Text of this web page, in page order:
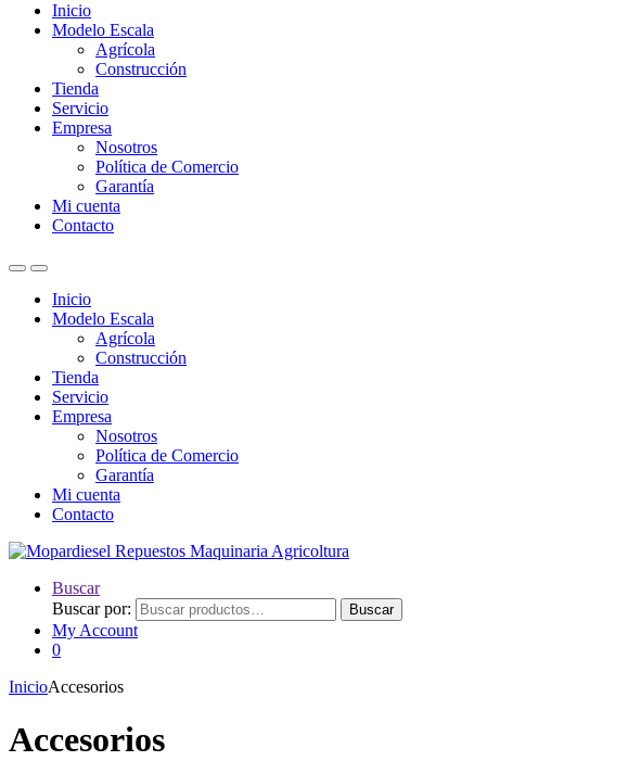
Inicio
Modelo Escala
Agrícola
Construcción
Tienda
Servicio
Empresa
Nosotros
Política de Comercio
Garantía
Mi cuenta
Contacto
Inicio
Modelo Escala
Agrícola
Construcción
Tienda
Servicio
Empresa
Nosotros
Política de Comercio
Garantía
Mi cuenta
Contacto
Buscar
Buscar por:
Buscar
My Account
0
InicioAccesorios
Accesorios